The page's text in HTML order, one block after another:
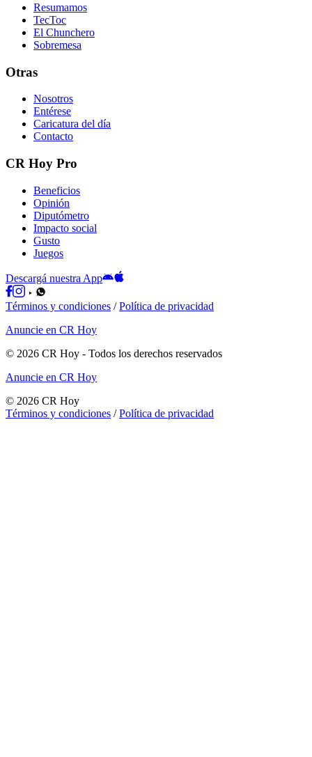
Resumamos
TecToc
El Chunchero
Sobremesa
Otras
Nosotros
Entérese
Caricatura del día
Contacto
CR Hoy Pro
Beneficios
Opinión
Diputómetro
Impacto social
Gusto
Juegos
Descargá nuestra App
Términos y condiciones /Política de privacidad
Anuncie en CR Hoy
© 2026 CR Hoy - Todos los derechos reservados
Anuncie en CR Hoy
© 2026 CR Hoy
Términos y condiciones /Política de privacidad